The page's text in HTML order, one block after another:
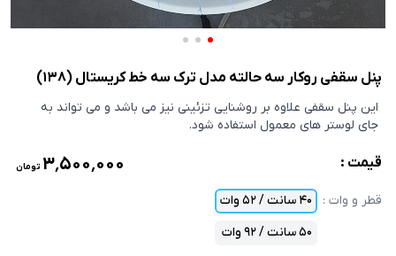
پنل سقفی روکار سه حالته مدل ترک سه خط کریستال (138)
این پنل سقفی علاوه بر روشنایی تزئینی نیز می باشد و می تواند به
جای لوستر های معمول استفاده شود.
قیمت : ۳٬۵۰۰٬۰۰۰ تومان
قطر و وات :
40 سانت / 52 وات
50 سانت / 92 وات